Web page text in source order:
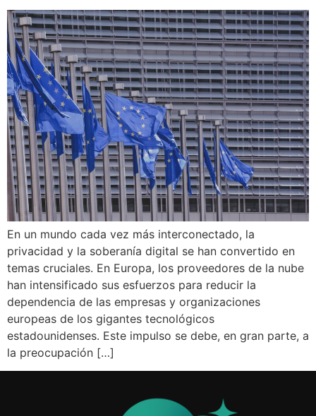
En un mundo cada vez más interconectado, la
privacidad y la soberanía digital se han convertido en
temas cruciales. En Europa, los proveedores de la nube
han intensificado sus esfuerzos para reducir la
dependencia de las empresas y organizaciones
europeas de los gigantes tecnológicos
estadounidenses. Este impulso se debe, en gran parte, a
la preocupación […]